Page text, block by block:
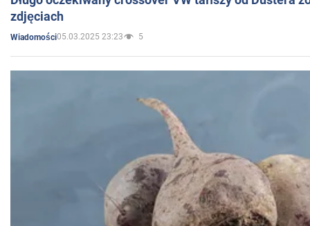
zdjęciach
Wiadomości05.03.2025 23:23 5